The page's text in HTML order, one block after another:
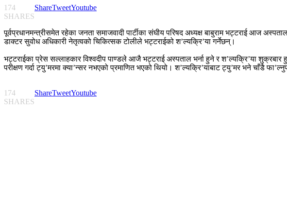
174
SHARES
ShareTweetYoutube
पूर्वप्रधानमन्त्रीसमेत रहेका जनता समाजवादी पार्टीका संघीय परिषद अध्यक्ष बाबुराम भट्टराई आज
डाक्टर सुवोध अधिकारी नेतृत्वको चिकित्सक टोलीले भट्टराईको श’ल्यक्रि’या गर्नेछन्।
भट्टराईका प्रेस सल्लाहकार विश्वदीप पाण्डले आजै भट्टराई अस्पताल भर्ना हुने र श’ल्यक्रि’या शुक्रबार
परीक्षण गर्दा ट्यु’मरमा क्या’न्सर नभएको प्रमाणित भएको थियो। श’ल्यक्रि’याबाट ट्यु’मर भने चाँडै
174
SHARES
ShareTweetYoutube